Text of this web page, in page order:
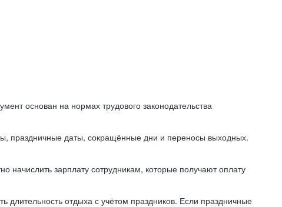
основан на нормах трудового законодательства
праздничные даты, сокращённые дни и переносы выходных.
начислить зарплату сотрудникам, которые получают оплату
длительность отдыха с учётом праздников. Если праздничные